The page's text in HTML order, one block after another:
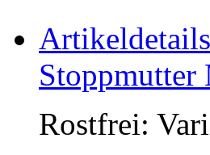
Artikeldetails
Rostfrei: